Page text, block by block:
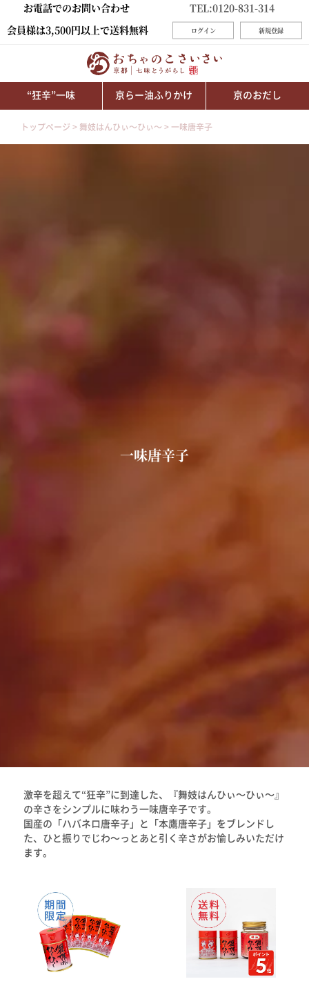
お電話でのお問い合わせ
TEL:0120-831-314
会員様は3,500円以上で送料無料
ログイン 新規登録
“狂辛”一味 京らー油ふりかけ 京のおだし
トップページ 舞妓はんひぃ～ひぃ～ 一味唐辛子
一味唐辛子
激辛を超えて“狂辛”に到達した、『舞妓はんひぃ～ひぃ～』
の辛さをシンプルに味わう一味唐辛子です。
国産の「ハバネロ唐辛子」と「本鷹唐辛子」をブレンドし
た、ひと振りでじわ～っとあと引く辛さがお愉しみいただけ
ます。